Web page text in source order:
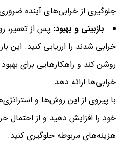
جلوگیری از خرابی‌های آینده
بازبینی و بهبود: پس از تعمیر،
خرابی شدند را ارزیابی کنید. این
روشن کند و راهکارهایی برای
خرابی‌ها ارائه دهد.
با پیروی از این روش‌ها و
خود را افزایش دهید و از احتمال
هزینه‌های مربوطه جلوگیری کنید.